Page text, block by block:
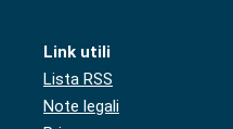
Link utili
Lista RSS
Note legali